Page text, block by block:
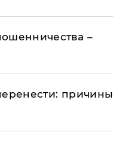
–
причины